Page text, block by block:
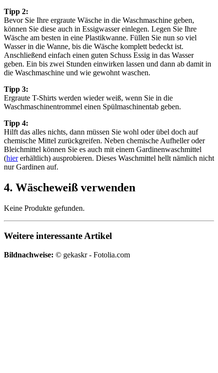
Tipp 2:
Bevor Sie Ihre ergraute Wäsche in die Waschmaschine geben,
können Sie diese auch in Essigwasser einlegen. Legen Sie Ihre
Wäsche am besten in eine Plastikwanne. Füllen Sie nun so viel
Wasser in die Wanne, bis die Wäsche komplett bedeckt ist.
Anschließend einfach einen guten Schuss Essig in das Wasser
geben. Ein bis zwei Stunden einwirken lassen und dann ab damit in
die Waschmaschine und wie gewohnt waschen.
Tipp 3:
Ergraute T-Shirts werden wieder weiß, wenn Sie in die
Waschmaschinentrommel einen Spülmaschinentab geben.
Tipp 4:
Hilft das alles nichts, dann müssen Sie wohl oder übel doch auf
chemische Mittel zurückgreifen. Neben chemische Aufheller oder
Bleichmittel können Sie es auch mit einem Gardinenwaschmittel
(hiererhältlich) ausprobieren. Dieses Waschmittel hellt nämlich nicht
nur Gardinen auf.
4. Wäscheweiß verwenden
Keine Produkte gefunden.
Weitere interessante Artikel
Bildnachweise: © gekaskr - Fotolia.com